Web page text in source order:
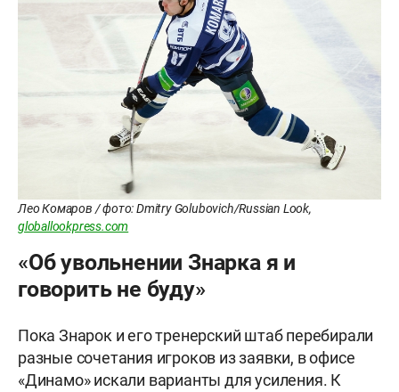
Лео Комаров / фото: Dmitry Golubovich/Russian Look,
globallookpress.com
«Об увольнении Знарка я и
говорить не буду»
Пока Знарок и его тренерский штаб перебирали
разные сочетания игроков из заявки, в офисе
«Динамо» искали варианты для усиления. К